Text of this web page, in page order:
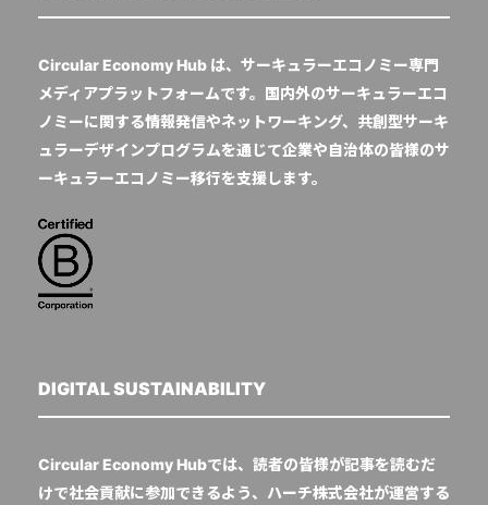
Circular Economy Hub は、サーキュラーエコノミー専門
メディアプラットフォームです。国内外のサーキュラーエコ
ノミーに関する情報発信やネットワーキング、共創型サーキ
ュラーデザインプログラムを通じて企業や自治体の皆様のサ
ーキュラーエコノミー移行を支援します。
DIGITAL SUSTAINABILITY
Circular Economy Hubでは、読者の皆様が記事を読むだ
けで社会貢献に参加できるよう、ハーチ株式会社が運営する